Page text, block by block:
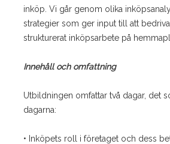
inköp. Vi går genom olika
strategier som ger input till att
strukturerat inköpsarbete på
Innehåll och omfattning
Utbildningen omfattar två dagar, det
dagarna:
• Inköpets roll i företaget och dess